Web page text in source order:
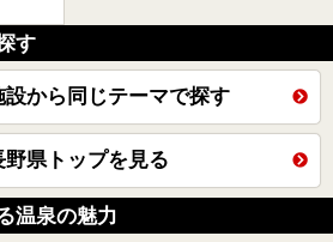
す
設から同じテーマで探す
野県トップを見る
温泉の魅力